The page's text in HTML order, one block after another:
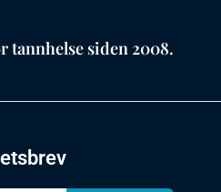
tannhelse siden 2008.